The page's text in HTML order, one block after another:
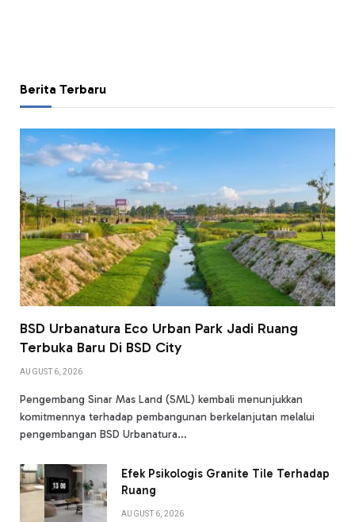
Berita Terbaru
BSD Urbanatura Eco Urban Park Jadi Ruang
Terbuka Baru Di BSD City
AUGUST 6, 2026
Pengembang Sinar Mas Land (SML) kembali menunjukkan
komitmennya terhadap pembangunan berkelanjutan melalui
pengembangan BSD Urbanatura…
Efek Psikologis Granite Tile Terhadap
Ruang
AUGUST 6, 2026